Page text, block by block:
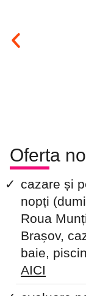
Oferta
cazare și
nopți
Roua
Brașov,
baie,
AICI